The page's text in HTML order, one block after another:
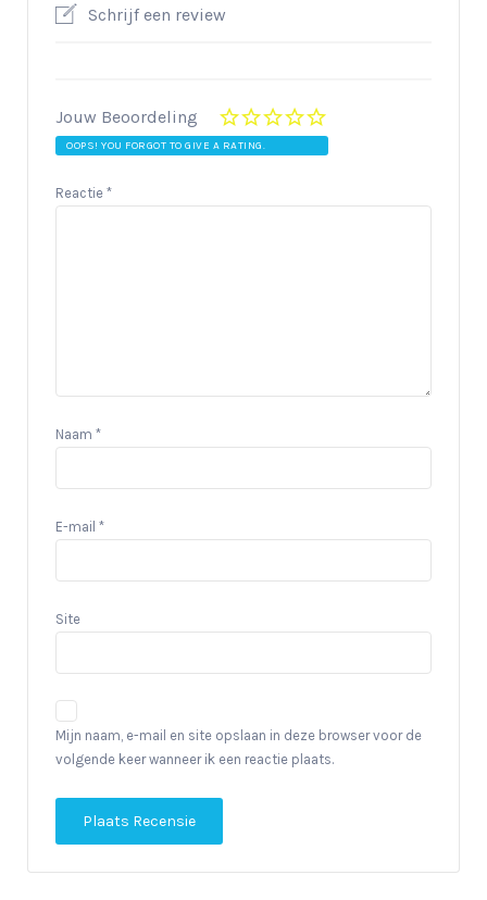
Schrijf een review
Jouw Beoordeling
OOPS! YOU FORGOT TO GIVE A RATING.
Reactie *
Naam *
E-mail *
Site
Mijn naam, e-mail en site opslaan in deze browser voor de
volgende keer wanneer ik een reactie plaats.